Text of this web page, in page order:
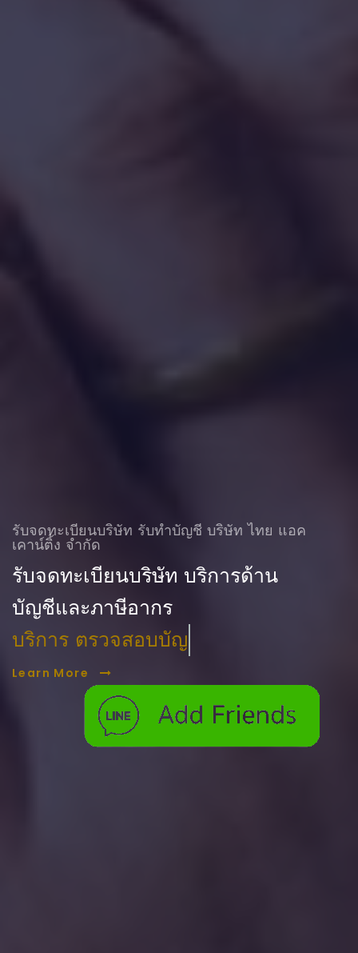
รับจดทะเบียนบริษัท รับทําบัญชี บริษัท ไทย แอค
เคาน์ติ้ง จำกัด
รับจดทะเบียนบริษัท บริการด้าน
บัญชีและภาษีอากร
บริการ ตรวจสอบบัญชี
Learn More